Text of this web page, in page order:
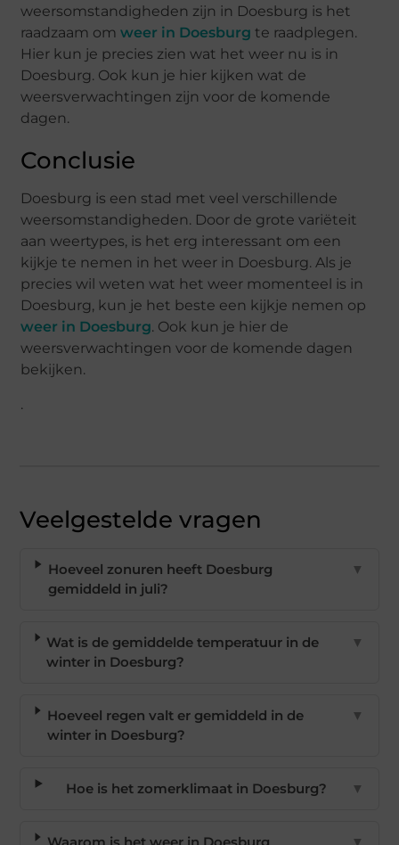
weersomstandigheden zijn in Doesburg is het
raadzaam omweer in Doesburg te raadplegen.
Hier kun je precies zien wat het weer nu is in
Doesburg. Ook kun je hier kijken wat de
weersverwachtingen zijn voor de komende
dagen.
Conclusie
Doesburg is een stad met veel verschillende
weersomstandigheden. Door de grote variëteit
aan weertypes, is het erg interessant om een
kijkje te nemen in het weer in Doesburg. Als je
precies wil weten wat het weer momenteel is in
Doesburg, kun je het beste een kijkje nemen op
weer in Doesburg. Ook kun je hier de
weersverwachtingen voor de komende dagen
bekijken.
.
Veelgestelde vragen
Hoeveel zonuren heeft Doesburg
gemiddeld in juli?
▼
Wat is de gemiddelde temperatuur in de
winter in Doesburg?
▼
Hoeveel regen valt er gemiddeld in de
winter in Doesburg?
▼
Hoe is het zomerklimaat in Doesburg? ▼